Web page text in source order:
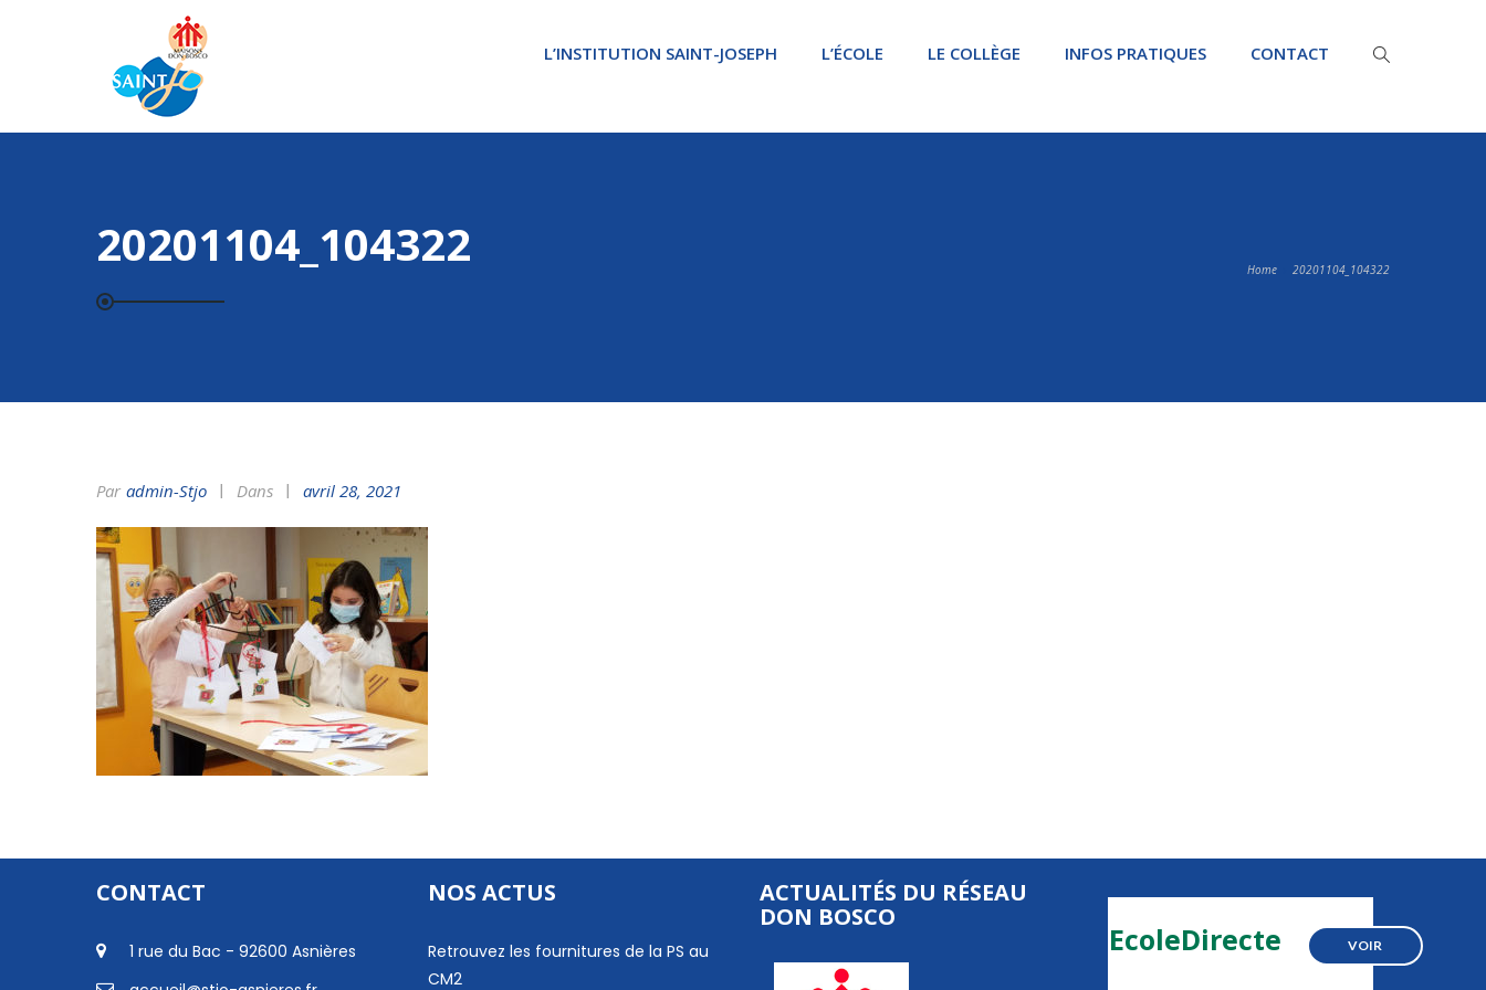
L’INSTITUTION SAINT-JOSEPH L’ÉCOLE LE COLLÈGE INFOS PRATIQUES CONTACT
20201104_104322 Home 20201104_104322
Par Admin-Stjo Dans avril 28, 2021
CONTACT
1 rue du Bac - 92600 Asnières
NOS ACTUS
Retrouvez les fournitures de la PS au
CM2
ACTUALITÉS DU RÉSEAU
DON BOSCO
EcoleDirecte VOIR